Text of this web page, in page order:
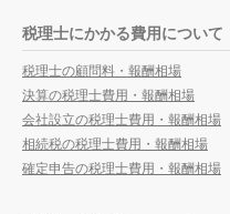
税理士にかかる費用について
税理士の顧問料・報酬相場
決算の税理士費用・報酬相場
会社設立の税理士費用・報酬相場
相続税の税理士費用・報酬相場
確定申告の税理士費用・報酬相場